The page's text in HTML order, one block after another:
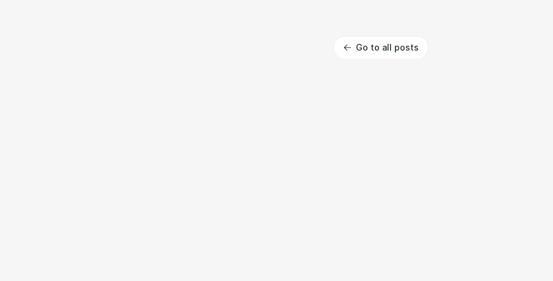
Go to all posts